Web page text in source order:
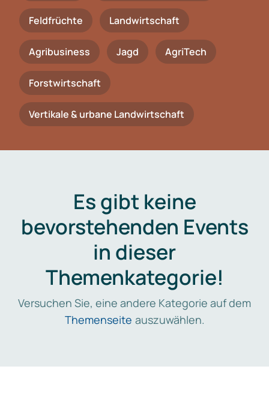
Feldfrüchte Landwirtschaft
Agribusiness Jagd AgriTech
Forstwirtschaft
Vertikale & urbane Landwirtschaft
Es gibt keine
bevorstehenden Events
in dieser
Themenkategorie!
Versuchen Sie, eine andere Kategorie auf dem
Themenseite auszuwählen.